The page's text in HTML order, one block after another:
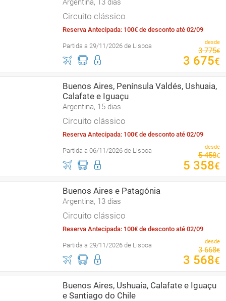
Argentina, 13 dias
Circuito clássico
Reserva Antecipada: 100€ de desconto até 02/09
Partida a 29/11/2026 de Lisboa desde
3 775€
3 675€
Buenos Aires, Península Valdés, Ushuaia,
Calafate e Iguaçu
Argentina, 15 dias
Circuito clássico
Reserva Antecipada: 100€ de desconto até 02/09
Partida a 06/11/2026 de Lisboa desde
5 458€
5 358€
Buenos Aires e Patagónia
Argentina, 13 dias
Circuito clássico
Reserva Antecipada: 100€ de desconto até 02/09
Partida a 29/11/2026 de Lisboa desde
3 668€
3 568€
Buenos Aires, Ushuaia, Calafate e Iguaçu
e Santiago do Chile